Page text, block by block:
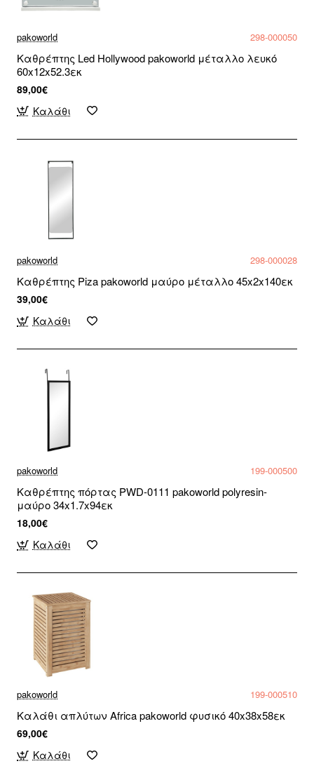
pakoworld 298-000050
Καθρέπτης Led Hollywood pakoworld μέταλλο λευκό
60x12x52.3εκ
89,00€
Καλάθι
pakoworld 298-000028
Καθρέπτης Piza pakoworld μαύρο μέταλλο 45x2x140εκ
39,00€
Καλάθι
pakoworld 199-000500
Καθρέπτης πόρτας PWD-0111 pakoworld polyresin-
μαύρο 34x1.7x94εκ
18,00€
Καλάθι
pakoworld 199-000510
Καλάθι απλύτων Africa pakoworld φυσικό 40x38x58εκ
69,00€
Καλάθι